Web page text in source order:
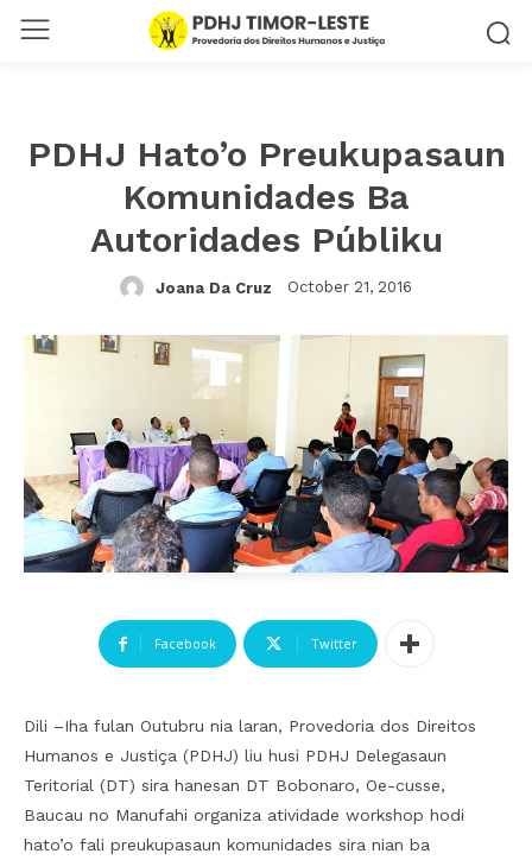
PDHJ Hato’o Preukupasaun
Komunidades Ba
Autoridades Públiku
Joana Da Cruz October 21, 2016
Facebook Twitter
Dili –Iha fulan Outubru nia laran, Provedoria dos Direitos
Humanos e Justiça (PDHJ) liu husi PDHJ Delegasaun
Teritorial (DT) sira hanesan DT Bobonaro, Oe-cusse,
Baucau no Manufahi organiza atividade workshop hodi
hato’o fali preukupasaun komunidades sira nian ba